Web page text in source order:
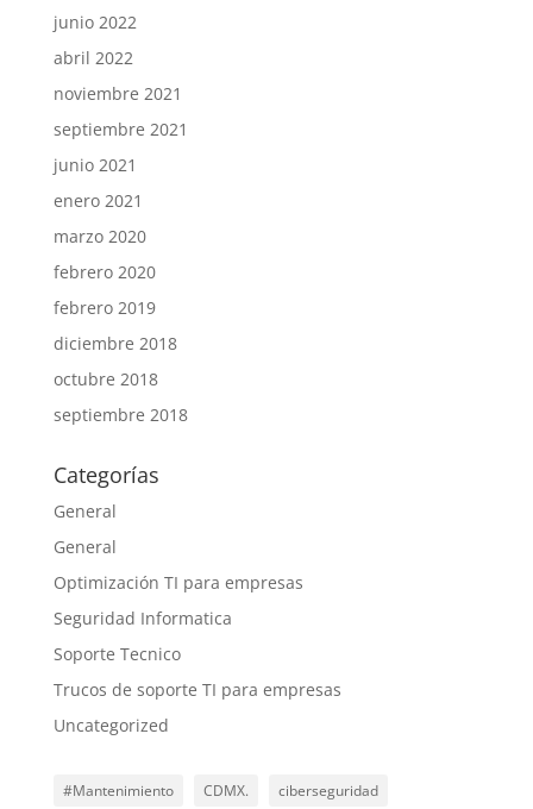
junio 2022
abril 2022
noviembre 2021
septiembre 2021
junio 2021
enero 2021
marzo 2020
febrero 2020
febrero 2019
diciembre 2018
octubre 2018
septiembre 2018
Categorías
General
General
Optimización TI para empresas
Seguridad Informatica
Soporte Tecnico
Trucos de soporte TI para empresas
Uncategorized
#Mantenimiento CDMX.
ciberseguridad